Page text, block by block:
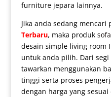
furniture jepara lainnya.
Jika anda sedang mencari
Terbaru, maka produk
desain simple living room
untuk anda pilih. Dari
tawarkan menggunakan
tinggi serta proses
dengan harga yang